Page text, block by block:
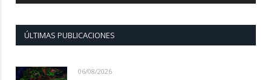
ÚLTIMAS PUBLICACIONES
06/08/2026